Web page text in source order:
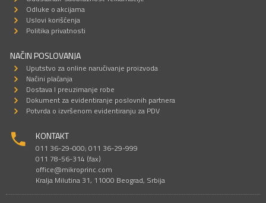
Odluke o akcijama
Uslovi korišćenja
Politika privatnosti
NAČIN POSLOVANJA
Uputstvo za online naručivanje proizvoda
Načini plaćanja
Dostava I preuzimanje robe
Dokument za evidentiranje poslovnih partnera
Potvrda o izvršenom evidentiranju za PDV
KONTAKT
011 36-29-000; 011 36-29-999
011 78-56-314 (fax)
office@mikroprinc.com
Kralja Milutina 31, 11000 Beograd, Srbija